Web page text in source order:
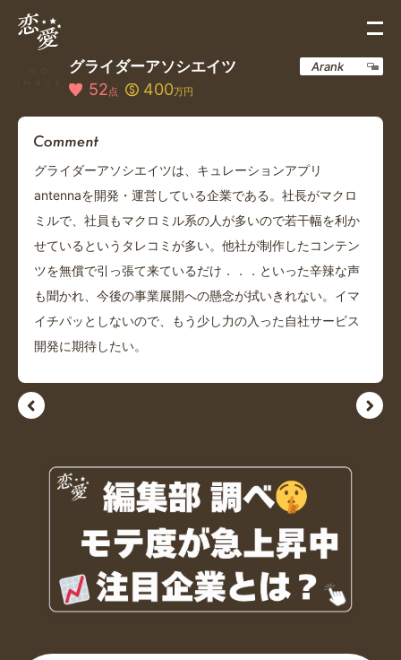
グライダーアソシエイツ
52点 400万円
Arank
グライダーアソシエイツは、キュレーションアプリ
antennaを開発・運営している企業である。社長がマクロ
ミルで、社員もマクロミル系の人が多いので若干幅を利か
せているというタレコミが多い。他社が制作したコンテン
ツを無償で引っ張て来ているだけ．．．といった辛辣な声
も聞かれ、今後の事業展開への懸念が拭いきれない。イマ
イチパッとしないので、もう少し力の入った自社サービス
開発に期待したい。